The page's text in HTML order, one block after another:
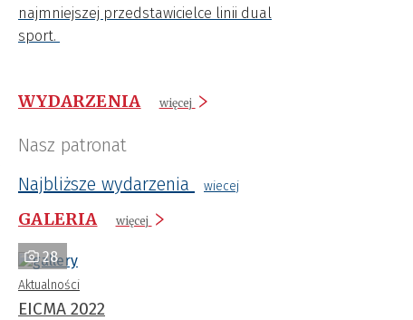
najmniejszej przedstawicielce linii dual
sport.
WYDARZENIA więcej
Nasz patronat
Najbliższe wydarzenia
wiecej
GALERIA więcej
28
Aktualności
EICMA 2022